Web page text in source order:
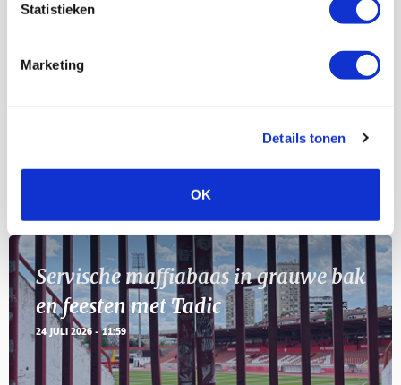
Statistieken
Marketing
Details tonen
OK
Selectiedag ballenjongens/-meiden
Geef Mij Maar Amsterdam
Servische maffiabaas in grauwe bak
en feesten met Tadic
24 JULI 2026 - 11:59